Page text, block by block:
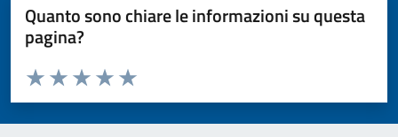
Quanto sono chiare le informazioni su questa
pagina?
Valuta da 1 a 5 stelle la pagina
Valuta 5 stelle su 5
Valuta 4 stelle su 5
Valuta 3 stelle su 5
Valuta 2 stelle su 5
Valuta 1 stelle su 5